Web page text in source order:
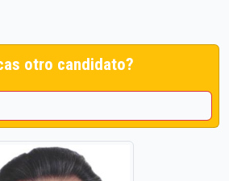
otro candidato?